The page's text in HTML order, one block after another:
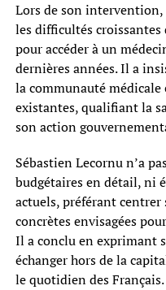
Lors de son
les difficultés
pour accéder à un
dernières années. Il a
la communauté
existantes, qualifiant la
son action
Sébastien Lecornu n’a
budgétaires en détail, ni
actuels, préférant centrer
concrètes envisagées
Il a conclu en exprimant
échanger hors de la
le quotidien des Français.